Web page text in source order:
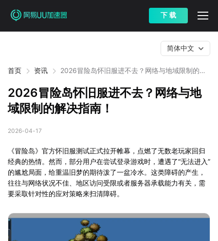
下 载
首页 资讯
2026冒险岛怀旧服进不去？网络与地域限制的解
简体中文
2026冒险岛怀旧服进不去？网络与地
域限制的解决指南！
2026-04-17
《冒险岛》官方怀旧服测试正式拉开帷幕，点燃了无数老玩家回归
经典的热情。然而，部分用户在尝试登录游戏时，遭遇了“无法进入”
的尴尬局面，给重温旧梦的期待泼了一盆冷水。这类障碍的产生，
往往与网络状况不佳、地区访问受限或者服务器承载能力有关，需
要采取针对性的应对策略来扫清障碍。